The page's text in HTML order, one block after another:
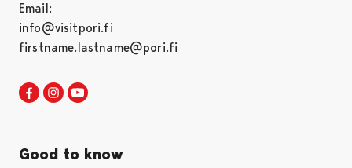
Email:
info@visitpori.fi
firstname.lastname@pori.fi
Visit Pori in Facebook
Opens in a new tab
Visit Pori in Instagram
Opens in a new tab
Good to know